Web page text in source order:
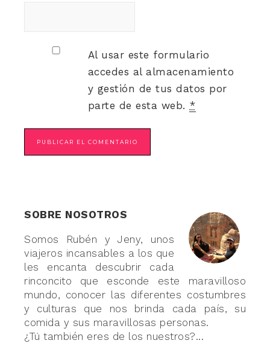
Al usar este formulario
accedes al almacenamiento
y gestión de tus datos por
parte de esta web. *
SOBRE NOSOTROS
Somos Rubén y Jeny, unos
viajeros incansables a los que
les encanta descubrir cada
rinconcito que esconde este maravilloso
mundo, conocer las diferentes costumbres
y culturas que nos brinda cada país, su
comida y sus maravillosas personas.
¿Tú también eres de los nuestros?...